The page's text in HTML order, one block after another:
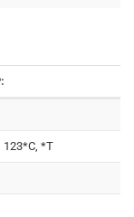
123*C, *T